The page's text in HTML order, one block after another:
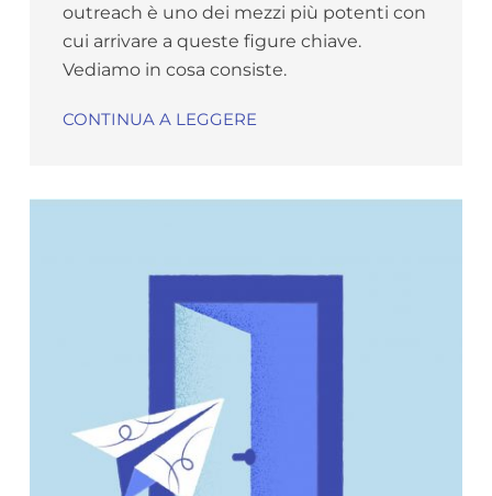
outreach è uno dei mezzi più potenti con
cui arrivare a queste figure chiave.
Vediamo in cosa consiste.
CONTINUA A LEGGERE